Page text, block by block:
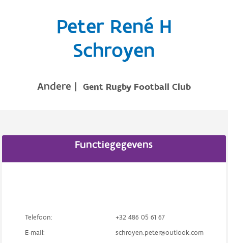
Peter René H
Schroyen
Andere | Gent Rugby Football Club
Functiegegevens
Telefoon:
+32 486 05 61 67
E-mail:
schroyen.peter@outlook.com